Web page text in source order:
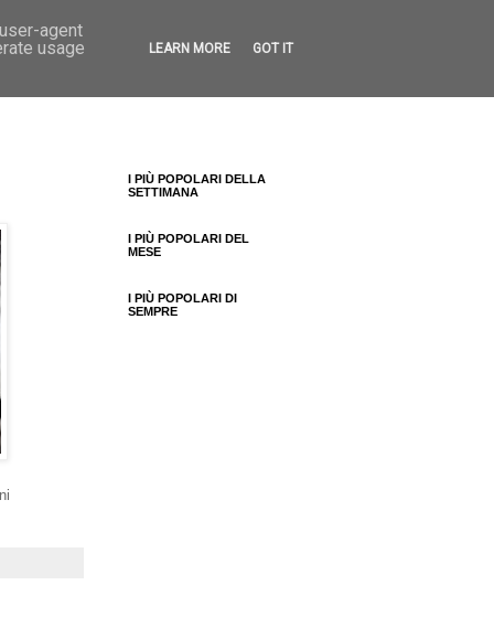
I PIÙ POPOLARI DELLA
SETTIMANA
I PIÙ POPOLARI DEL
MESE
I PIÙ POPOLARI DI
SEMPRE
agent
usage
LEARN MORE GOT IT